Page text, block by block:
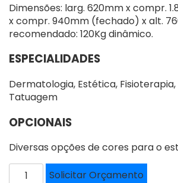
Dimensões: larg. 620mm x compr.
x compr. 940mm (fechado) x alt.
recomendado: 120Kg dinâmico.
ESPECIALIDADES
Dermatologia, Estética, Fisioterapia,
Tatuagem
OPCIONAIS
Diversas opções de cores para o
MACA
Solicitar Orçamento